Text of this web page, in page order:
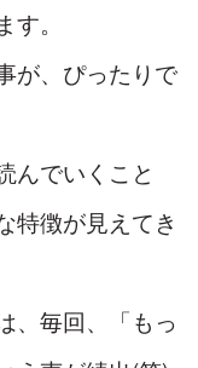
。
が、ぴったりで
んでいくこと
特徴が見えてき
、毎回、「もっ